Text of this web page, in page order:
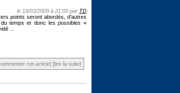
le 19/03/2009 à 21:00 par TD
points seront abordés, d'autres
temps et donc les possibles «
...
cet article] [lire la suite]